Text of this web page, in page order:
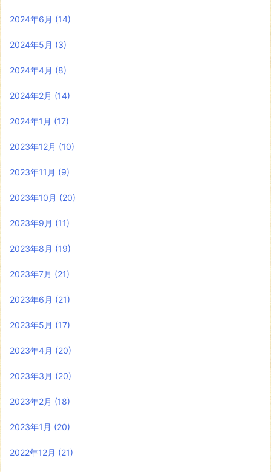
2024年6月 (14)
2024年5月 (3)
2024年4月 (8)
2024年2月 (14)
2024年1月 (17)
2023年12月 (10)
2023年11月 (9)
2023年10月 (20)
2023年9月 (11)
2023年8月 (19)
2023年7月 (21)
2023年6月 (21)
2023年5月 (17)
2023年4月 (20)
2023年3月 (20)
2023年2月 (18)
2023年1月 (20)
2022年12月 (21)